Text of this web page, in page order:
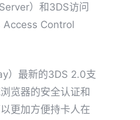
）和3DS访问
Access Control
）最新的3DS 2.0支
览器的安全认证和
更加方便持卡人在